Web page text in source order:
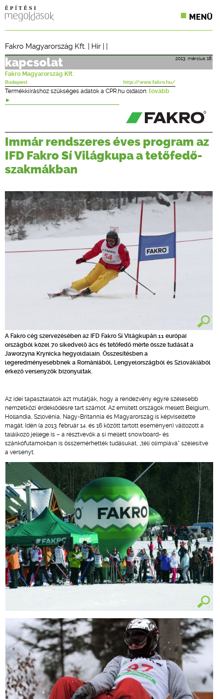
MENÜ
CPR TERMÉKKIÍRÁS
ÉPÍTÉSI JOG
ONLINE KÉPZÉSEK
TERVEZÉSI SEGÉDLETEK
Fakro Magyarország Kft. | Hír | |
2013. március 18.
kapcsolat
Fakro Magyarország Kft.
Budapest http://www.fakro.hu/
Termékkiíráshoz szükséges adatok a CPR.hu oldalon: tovább
Immár rendszeres éves program az
IFD Fakro Sí Világkupa a tetőfedő-
szakmákban
A Fakro cég szervezésében az IFD Fakro Sí Világkupán 11 európai
országból közel 70 síkedvelő ács és tetőfedő mérte össze tudását a
Jaworzyna Krynicka hegyoldalain. Összesítésben a
legeredményesebbnek a Romániából, Lengyelországból és Szlovákiából
érkező versenyzők bizonyultak.
Az idei tapasztalatok azt mutatják, hogy a rendezvény egyre szélesebb
nemzetközi érdeklődésre tart számot. Az említett országok mellett Belgium,
Hollandia, Szlovénia, Nagy-Britannia és Magyarország is képviseltette
magát. Idén (a 2013. február 14. és 16 között tartott eseményen) változott a
találkozó jellege is – a résztvevők a sí mellett snowboard- és
szánkófutamokban is összemérhették tudásukat, „téli olimpiává" szélesítve
a versenyt.